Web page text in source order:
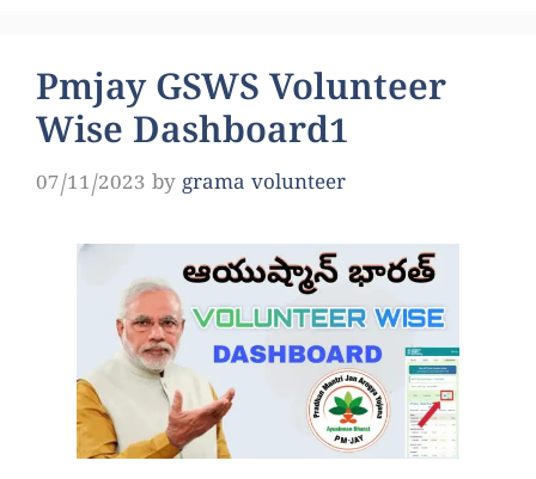
Pmjay GSWS Volunteer
Wise Dashboard1
07/11/2023 by grama volunteer